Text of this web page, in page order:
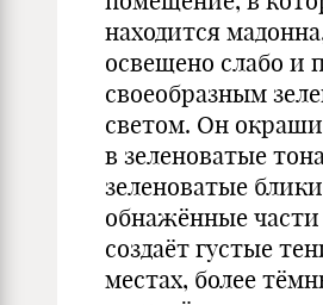
находится
освещено слабо и
своеобразным
светом. Он
в зеленоватые
зеленоватые
обнажённые части
создаёт густые
местах, более